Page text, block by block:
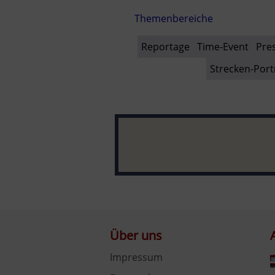
Themenbereiche
Reportage Time-Event
Strecken-
Über uns
Impressum